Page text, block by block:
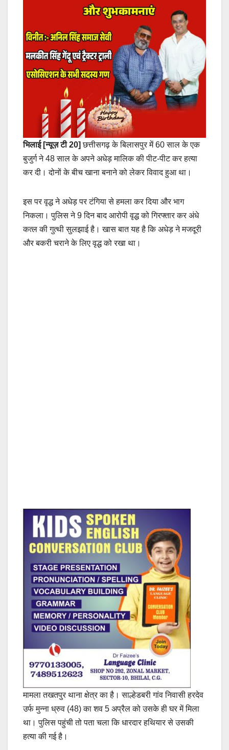
भिलाई [न्यूज़ टी 20] छत्तीसगढ़ के बिलासपुर में 60 साल के एक
बुजुर्ग ने 48 साल के अपने अधेड़ मालिक की पीट-पीट कर हत्या
कर दी। दोनों के बीच खाना बनाने को लेकर विवाद हुआ था।
इस पर वृद्ध ने अधेड़ पर टंगिया से हमला कर दिया और भाग
निकला। पुलिस ने 9 दिन बाद आरोपी वृद्ध को गिरफ्तार कर अंधे
कत्ल की गुत्थी सुलझाई है। खास बात यह है कि अधेड़ ने मजदूरी
और बकरी चराने के लिए वृद्ध को रखा था।
मामला तखतपुर थाना क्षेत्र का है। साल्हेडबरी गांव निवासी हरदेव
उर्फ मुन्ना ध्रुव (48) का शव 5 अप्रैल को उसके ही घर में मिला
था। पुलिस पहुंची तो पता चला कि धारदार हथियार से उसकी
हत्या की गई है।